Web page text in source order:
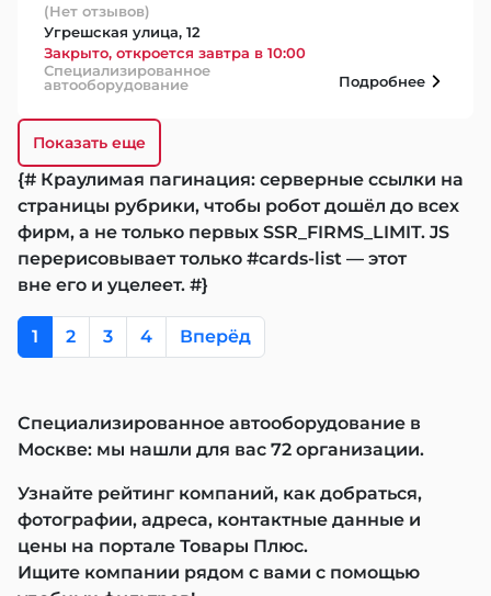
(Нет отзывов)
Угрешская улица, 12
Закрыто, откроется завтра в 10:00
Специализированное
автооборудование
Подробнее
Показать еще
{# Краулимая пагинация: серверные ссылки на
страницы рубрики, чтобы робот дошёл до всех
фирм, а не только первых SSR_FIRMS_LIMIT. JS
перерисовывает только #cards-list — этот
вне его и уцелеет. #}
1 2 3 4 Вперёд
Специализированное автооборудование в
Москве: мы нашли для вас 72 организации.
Узнайте рейтинг компаний, как добраться,
фотографии, адреса, контактные данные и
цены на портале Товары Плюс.
Ищите компании рядом с вами с помощью